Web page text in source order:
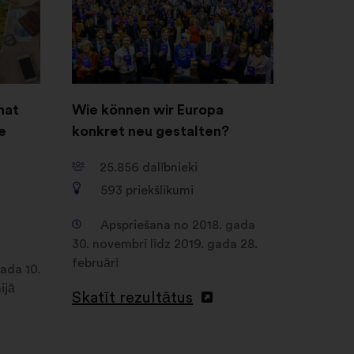
10.
Wie können wir Europa
konkret neu gestalten?
25.856 dalībnieki
593 priekšlikumi
Apspriešana no 2018. gada
30. novembrī līdz 2019. gada 28.
februārī
Skatīt rezultātus
cilnē